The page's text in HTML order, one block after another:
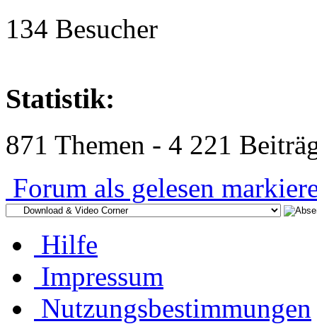
134 Besucher
Statistik:
871 Themen - 4 221
Forum als gelesen
Hilfe
Impressum
Nutzungsbestimmungen